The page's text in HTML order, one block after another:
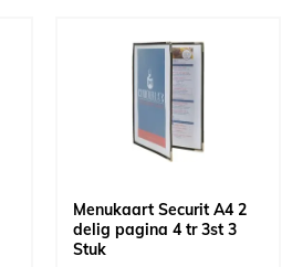
Menukaart Securit A4 2
delig pagina 4 tr 3st 3
Stuk